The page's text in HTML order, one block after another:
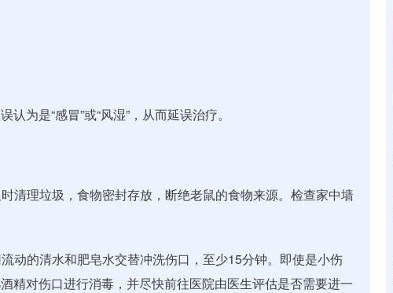
为是“感冒”或“风湿”，从而延误治疗。
清理垃圾，食物密封存放，断绝老鼠的食物来源。检查家中墙
动的清水和肥皂水交替冲洗伤口，至少15分钟。即使是小伤
精对伤口进行消毒，并尽快前往医院由医生评估是否需要进一